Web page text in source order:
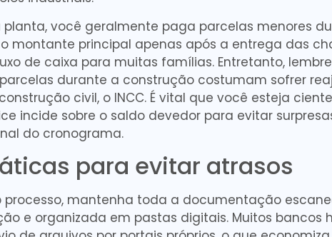
planta, você geralmente paga parcelas menores
montante principal apenas após a entrega das
de caixa para muitas famílias. Entretanto,
durante a construção costumam sofrer
civil, o INCC. É vital que você esteja
incide sobre o saldo devedor para evitar
do cronograma.
para evitar atrasos
processo, mantenha toda a documentação
e organizada em pastas digitais. Muitos bancos